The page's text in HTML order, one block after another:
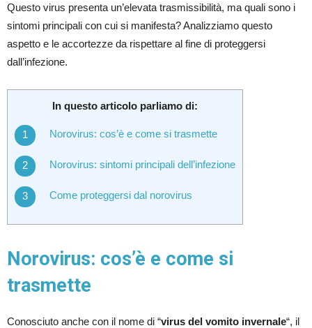
Questo virus presenta un’elevata trasmissibilità, ma quali sono i
sintomi principali con cui si manifesta? Analizziamo questo
aspetto e le accortezze da rispettare al fine di proteggersi
dall’infezione.
In questo articolo parliamo di:
Norovirus: cos’è e come si trasmette
Norovirus: sintomi principali dell’infezione
Come proteggersi dal norovirus
Norovirus: cos’è e come si
trasmette
Conosciuto anche con il nome di “virus del vomito invernale“, il